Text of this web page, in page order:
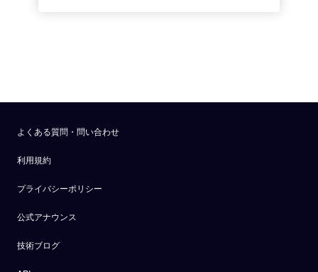
よくある質問・問い合わせ
利用規約
プライバシーポリシー
公式アナウンス
技術ブログ